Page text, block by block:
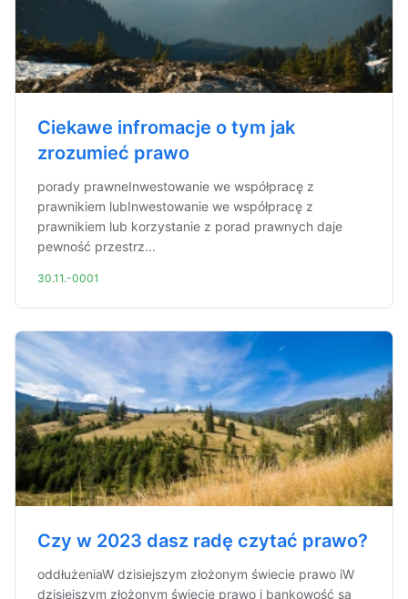
Ciekawe infromacje o tym jak
zrozumieć prawo
porady prawneInwestowanie we współpracę z
prawnikiem lubInwestowanie we współpracę z
prawnikiem lub korzystanie z porad prawnych daje
pewność przestrz...
30.11.-0001
Czy w 2023 dasz radę czytać prawo?
oddłużeniaW dzisiejszym złożonym świecie prawo iW
dzisiejszym złożonym świecie prawo i bankowość są